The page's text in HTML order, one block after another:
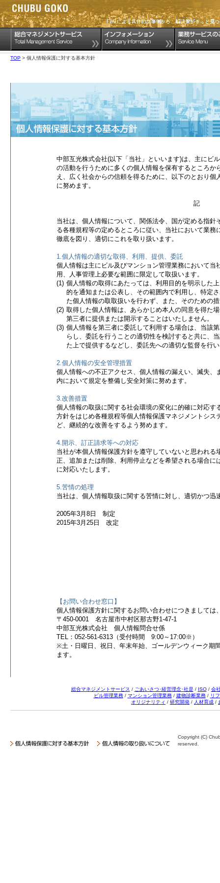
TOP > 個人情報保護に対する基本方針
中部互光株式会社(以下「当社」といいます)は、主にビ
の活動を行うために多くの個人情報を保有するところか
え、広く社会からの信頼を得るために、以下のとおり
に努めます。
記
当社は、個人情報について、関係法令、国が定める指
る各種規程等の定めるところに従い、当社において業
徹底を図り、適切にこれを取り扱います。
1.個人情報の適切な取得、利用、提供、委託
個人情報は主にビル及びマンション管理業務において当
用、人事管理上必要な範囲に限定して取扱います。
(1) 個人情報の取得にあたっては、利用目的を明示した
的を通知または公表し、その範囲内で利用し、特定
た個人情報の取取扱いを行わず、また、そのための
(2) 取得した個人情報は、あらかじめ本人の同意を得た
第三者に提供または開示することはいたしません。
(3) 個人情報を第三者に委託して利用する場合は、当該
らし、委託を行うことの適切性を検討すると共に、
た上で提供するなどし、委託先への適切な監督を行
2.個人情報の安全管理措置
個人情報への不正アクセス、個人情報の漏えい、滅失、
内において規定を整備し安全対策に努めます。
3.改善措置
個人情報の取扱に関する社会環境の変化に的確に対応す
方針をはじめ各種規程等個人情報保護マネジメントシス
ど、継続的な改善をするよう努めます。
4.開示、訂正請求等への対応
当社が本個人情報保護方針を遵守していないと思われる
正、追加または削除、利用停止などを希望される場合に
に対応いたします。
5.苦情の処理
当社は、個人情報取扱に関する苦情に対し、適切かつ迅
2005年3月8日 制定
2015年3月25日 改定
【お問い合わせ窓口】
個人情報保護方針に関するお問い合わせにつきましては
〒450-0001 名古屋市中村区那古野1-47-1
中部互光株式会社 個人情報問合せ係
TEL：052-561-6313（受付時間 9:00～17:00※）
※土・日曜日、祝日、年末年始、ゴールデンウィーク期
ます。
総合マネジメントサービス / ごあいさつ･経営理念･社是 / ISO/ 会
ビル管理業務/ マンション管理業務/ 建物診断業務/ リ
オリジナリティ / 研究開発 / 人材育成 /
Copyright (C)
reserved.